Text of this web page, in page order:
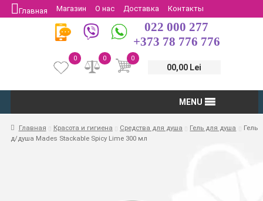
Главная Магазин О нас Доставка
Контакты
Защита потребителей
Возврат
022 000 277
+373 78 776 776
0
00,00 Lei
0
0
MENU
Главная Красота и гигиена Средства для душа Гель для душа
Гель
д/душа Mades Stackable Spicy Lime 300 мл